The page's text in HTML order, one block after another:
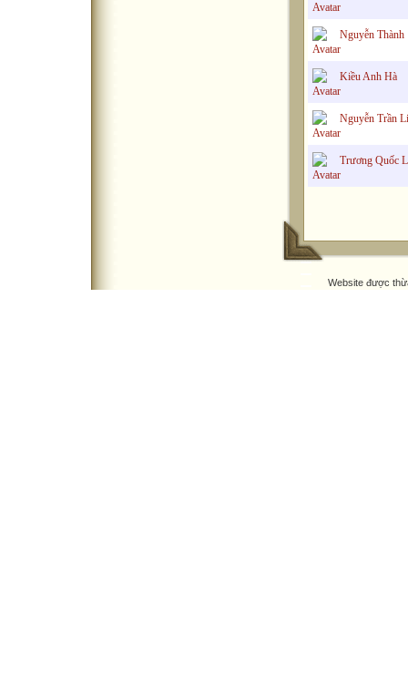
Nguyễn Thành
Kiều Anh Hà
Nguyễn Trần
Trương Quốc
Website được